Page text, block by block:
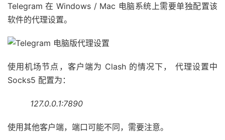
Telegram 在 Windows / Mac 电脑系统上需要单独配置该
软件的代理设置。
使用机场节点，客户端为 Clash 的情况下， 代理设置中
Socks5 配置为：
127.0.0.1:7890
使用其他客户端，端口可能不同，需要注意。